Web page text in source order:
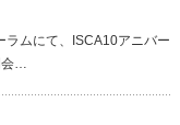
ムにて、ISCA10アニバー
会…